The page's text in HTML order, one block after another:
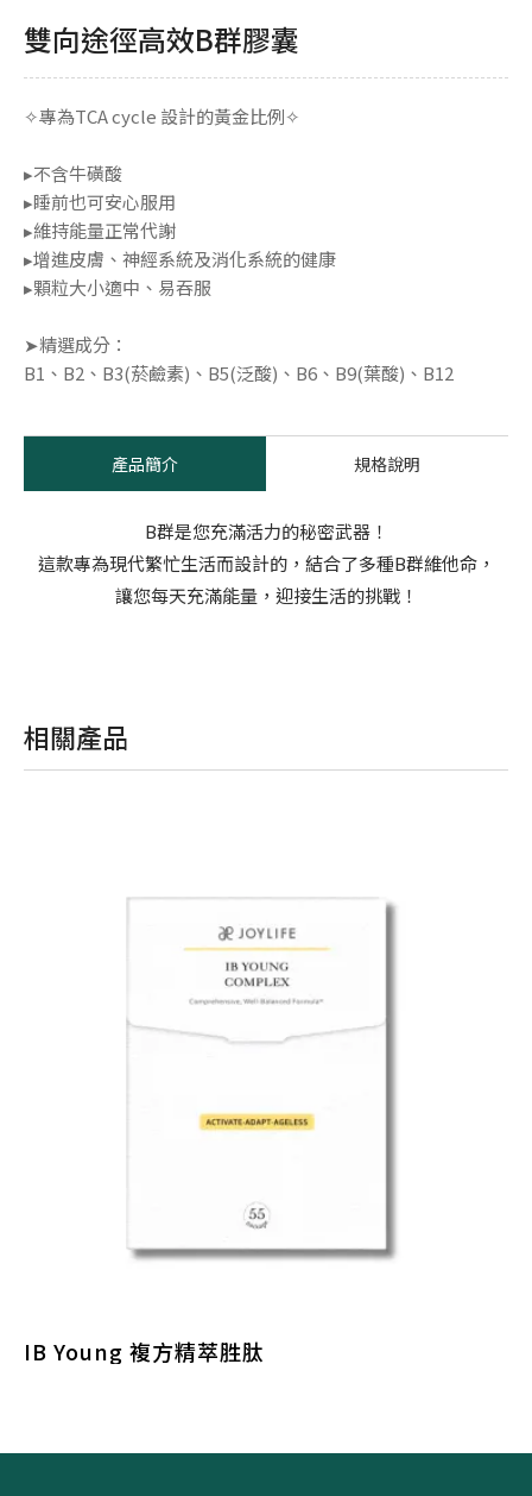
雙向途徑高效B群膠囊
✧專為TCA cycle 設計的黃金比例✧
▸不含牛磺酸
▸睡前也可安心服用
▸維持能量正常代謝
▸增進皮膚、神經系統及消化系統的健康
▸顆粒大小適中、易吞服
➤精選成分：
B1、B2、B3(菸鹼素)、B5(泛酸)、B6、B9(葉酸)、B12
產品簡介 規格說明
B群是您充滿活力的秘密武器！
這款專為現代繁忙生活而設計的，結合了多種B群維他命，
讓您每天充滿能量，迎接生活的挑戰！
相關產品
IB Young 複方精萃胜肽